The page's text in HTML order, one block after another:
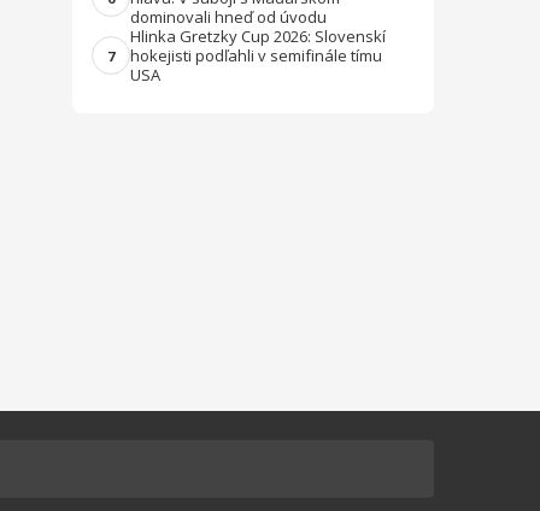
dominovali hneď od úvodu
7
Hlinka Gretzky Cup 2026: Slovenskí
hokejisti podľahli v semifinále tímu
USA